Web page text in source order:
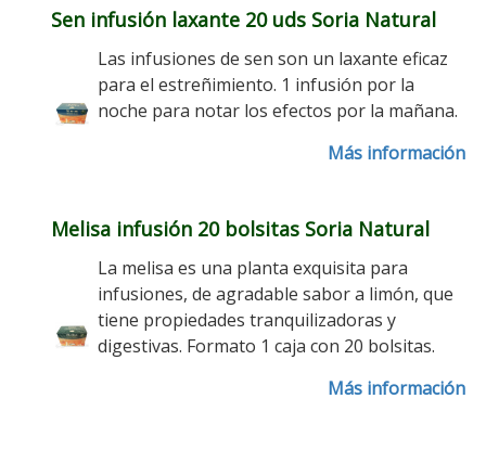
Sen infusión laxante 20 uds Soria Natural
Las infusiones de sen son un laxante eficaz
para el estreñimiento. 1 infusión por la
noche para notar los efectos por la mañana.
Más información
Melisa infusión 20 bolsitas Soria Natural
La melisa es una planta exquisita para
infusiones, de agradable sabor a limón, que
tiene propiedades tranquilizadoras y
digestivas. Formato 1 caja con 20 bolsitas.
Más información